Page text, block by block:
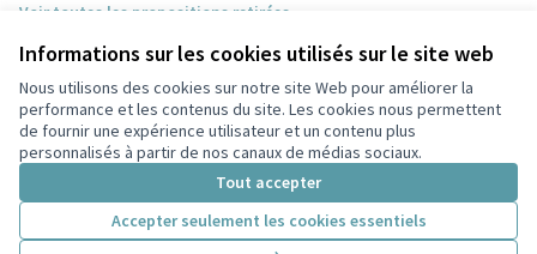
Informations sur les cookies utilisés sur le site web
Nous utilisons des cookies sur notre site Web pour améliorer la
performance et les contenus du site. Les cookies nous permettent
de fournir une expérience utilisateur et un contenu plus
personnalisés à partir de nos canaux de médias sociaux.
Tout accepter
Accepter seulement les cookies essentiels
Voir toutes les propositions retirées
Conditions d'utilisation
Paramètres des cookies
Participez Villeurbanne sur X
(Lien externe)
Participez Villeurbanne sur Facebook
Participez Villeurbanne sur Instagram
Participez Villeurbanne sur YouTube
(Lien externe)
Licence
(Lien